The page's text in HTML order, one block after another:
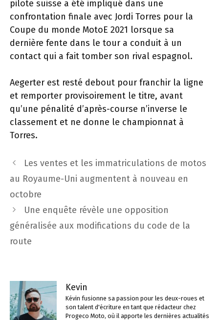
pilote suisse a été impliqué dans une
confrontation finale avec Jordi Torres pour la
Coupe du monde MotoE 2021 lorsque sa
dernière fente dans le tour a conduit à un
contact qui a fait tomber son rival espagnol.
Aegerter est resté debout pour franchir la ligne
et remporter provisoirement le titre, avant
qu’une pénalité d’après-course n’inverse le
classement et ne donne le championnat à
Torres.
Navigation
des
Les ventes et les immatriculations de motos
au Royaume-Uni augmentent à nouveau en
octobre
Une enquête révèle une opposition
généralisée aux modifications du code de la
route
Kevin
Kévin fusionne sa passion pour les deux-roues et
son talent d'écriture en tant que rédacteur chez
Progeco Moto, où il apporte les dernières actualités